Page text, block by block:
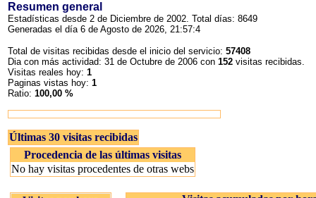
Resumen general
Estadísticas desde 2 de Diciembre de 2002. Total días: 8649
Generadas el día 6 de Agosto de 2026, 21:57:4
Total de visitas recibidas desde el inicio del servicio: 57408
Dia con más actividad: 31 de Octubre de 2006 con 152 visitas recibidas.
Visitas reales hoy: 1
Paginas vistas hoy: 1
Ratio: 100,00 %
Últimas 30 visitas recibidas
Procedencia de las últimas visitas
No hay visitas procedentes de otras webs